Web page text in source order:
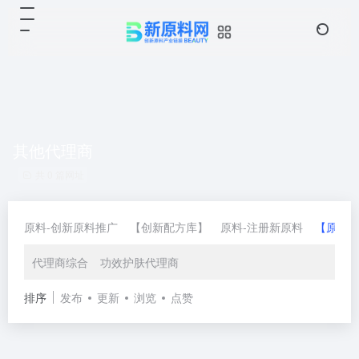
原料-创新原料推广 【创新配方库】 原料-注册新原料 【原料
代理商综合 功效护肤代理商
排序 发布 更新 浏览 点赞